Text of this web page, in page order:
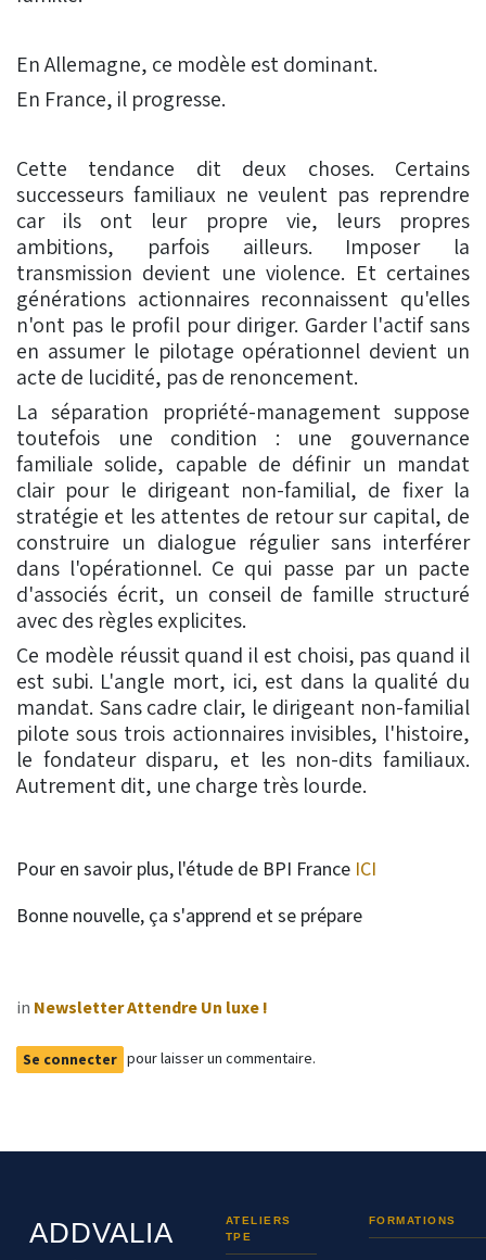
En Allemagne, ce modèle est dominant.
En France, il progresse.
Cette tendance dit deux choses. Certains
successeurs familiaux ne veulent pas reprendre
car ils ont leur propre vie, leurs propres
ambitions, parfois ailleurs. Imposer la
transmission devient une violence. Et certaines
générations actionnaires reconnaissent qu'elles
n'ont pas le profil pour diriger. Garder l'actif sans
en assumer le pilotage opérationnel devient un
acte de lucidité, pas de renoncement.
La séparation propriété-management suppose
toutefois une condition : une gouvernance
familiale solide, capable de définir un mandat
clair pour le dirigeant non-familial, de fixer la
stratégie et les attentes de retour sur capital, de
construire un dialogue régulier sans interférer
dans l'opérationnel. Ce qui passe par un pacte
d'associés écrit, un conseil de famille structuré
avec des règles explicites.
Ce modèle réussit quand il est choisi, pas quand il
est subi. L'angle mort, ici, est dans la qualité du
mandat. Sans cadre clair, le dirigeant non-familial
pilote sous trois actionnaires invisibles, l'histoire,
le fondateur disparu, et les non-dits familiaux.
Autrement dit, une charge très lourde.
Pour en savoir plus, l'étude de BPI France ICI
Bonne nouvelle, ça s'apprend et se prépare
in Newsletter Attendre Un luxe !
Se connecter pour laisser un commentaire.
ADDVALIA
ATELIERS
TPE
FORMATIONS